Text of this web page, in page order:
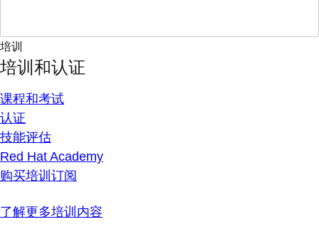
培训
培训和认证
课程和考试
认证
技能评估
Red Hat Academy
购买培训订阅
了解更多培训内容